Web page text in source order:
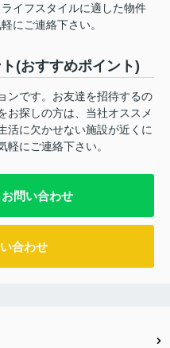
イフスタイルに適した物件
にご連絡下さい。
(おすすめポイント)
ンです。お友達を招待するの
お探しの方は、当社オススメ
活に欠かせない施設が近くに
にご連絡下さい。
問い合わせ
合わせ